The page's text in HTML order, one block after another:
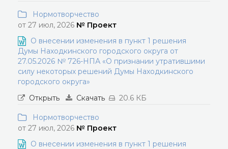
Нормотворчество
от 27 июл, 2026 № Проект
О внесении изменения в пункт 1 решения
Думы Находкинского городского округа от
27.05.2026 № 726-НПА «О признании утратившими
силу некоторых решений Думы Находкинского
городского округа»
Открыть
Скачать 20.6 КБ
Нормотворчество
от 27 июл, 2026 № Проект
О внесении изменения в пункт 1 решения